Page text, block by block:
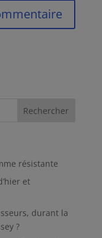
résistante
et
durant la
?